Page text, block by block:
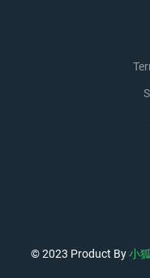
© 2023 Product By小